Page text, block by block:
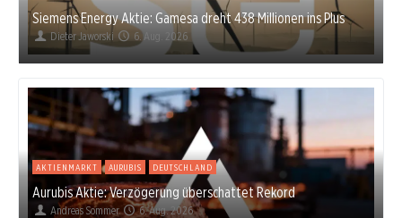
Siemens Energy Aktie: Gamesa dreht 438 Millionen ins Plus
Dieter Jaworski 6. Aug. 2026
AKTIENMARKT AURUBIS DEUTSCHLAND
Aurubis Aktie: Verzögerung überschattet Rekord
Andreas Sommer 6. Aug. 2026